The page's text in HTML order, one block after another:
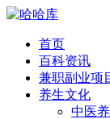
首页
百科资讯
兼职副业项
养生文化
中医